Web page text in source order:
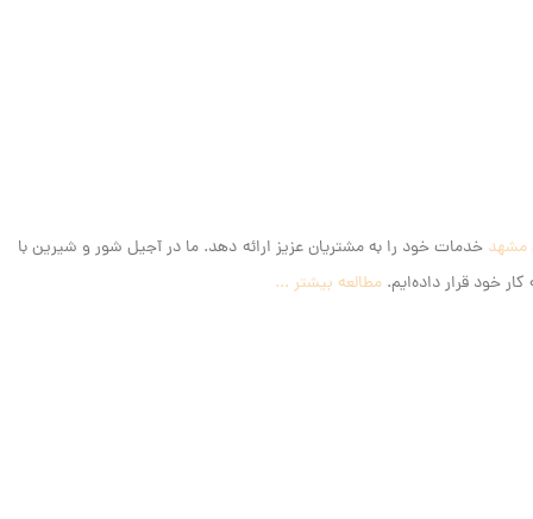
مشهد خدمات خود را به مشتریان عزیز ارائه دهد. ما در آجیل شور و شیرین با
خود قرار داده‌ایم. مطالعه بیشتر ...